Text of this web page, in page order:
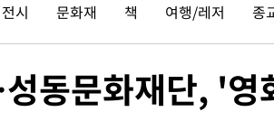
' 축구협회 "실망과 걱정 안겨드려 죄
안 최대 150㎜ 비
시간당 30㎜ '강한 비'[내일날씨]
전시 문화재 책 여행/레저 종
동문화재단, '영